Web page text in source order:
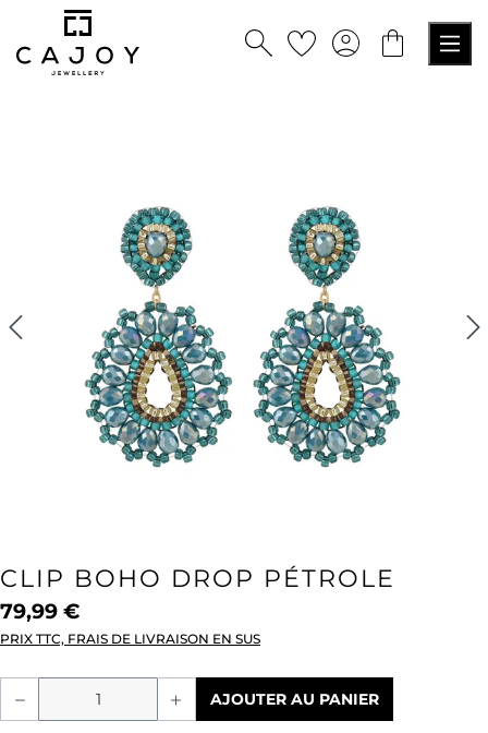
principal
CLIP BOHO DROP PÉTROLE
79,99 €
PRIX TTC, FRAIS DE LIVRAISON EN SUS
Quantité de produit : Entrez la
AJOUTER AU PANIER